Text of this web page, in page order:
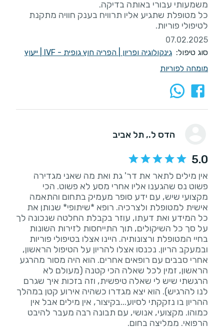
כל מטופלת שתגיע אליו תרוויח בענק חוויה מתקנת
לטיפולי פוריות.
07.02.2025
סוג טיפול: גינקולוגיה ופריון הפריה חוץ גופית - IVF
ייעוץ
מומחה לפוריות
הדס ל., תל אביב
5.0
אין מילים לתאר את דר' גת ואת מה שאני מגדירה
פשוט נס שהגענו אליו אחרי מסע לא פשוט. הכי
מקצועי שיש, עם ידע סופר מעמיק בתחום והתאמה
אישית למטופלת ולצרכיה. רופא *שיתופי* שנותן את
כל המידע ואת דעתו, עוזר בקבלת החלטה שנכונה לך
על סך כל השיקולים, תוך התייחסות לזירות השונות
בחיי המטופלת ורצונותיה. היינו אצלו בטיפולי פוריות
ובמעקב הריון. נכנסו אצלו להריון על הטיפול הראשון,
אחרי סבבים עם רופאים אחרים. הוא היה מסור מהרגע
הראשון, זמין לכל שאלה הכי קטנה (מעולם לא
הרגשתי שיש לי שאלה טיפשית, וזה בזכות איך שגרם
לנו להרגיש). הוא יצא מגדרו כשהיה אירוע קטן במהלך
ההריון בו נזקקתי לסיוע...בקיצור, אין מילים אבל אין
כמוהו. מקצועי, אנושי, עם תבונה רבה מעבר להיבט
הרפואי. ממליצה בחום.